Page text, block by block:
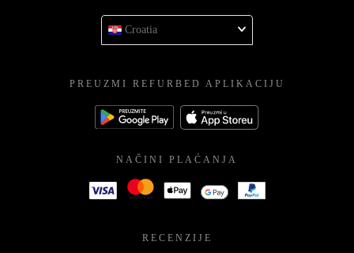
Croatia
PREUZMI REFURBED APLIKACIJU
NAČINI PLAĆANJA
RECENZIJE